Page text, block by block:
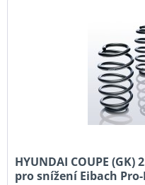
HYUNDAI COUPE (GK)
pro snížení Eibach Pro-